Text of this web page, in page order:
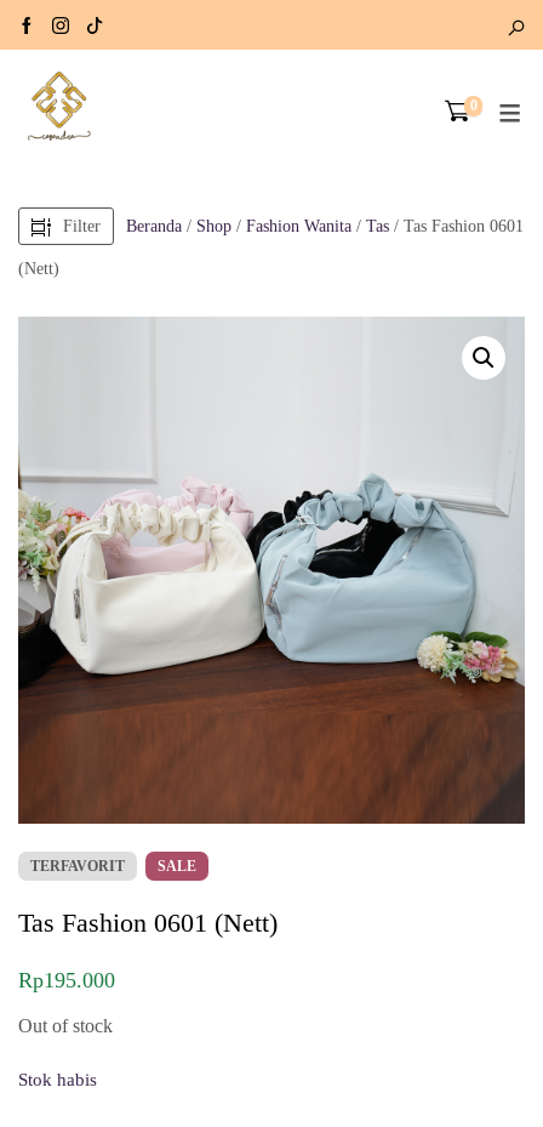
0
Filter Beranda / Shop / Fashion Wanita / Tas / Tas Fashion 0601
(Nett)
TERFAVORIT SALE
Tas Fashion 0601 (Nett)
Rp195.000
Out of stock
Stok habis